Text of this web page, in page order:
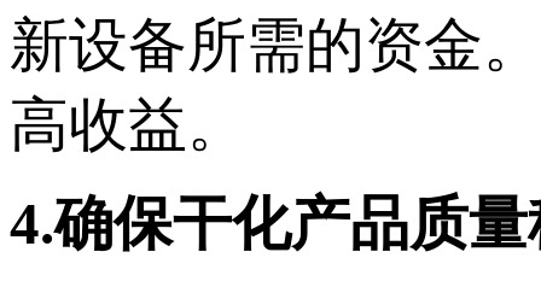
新设备所需的资金
高收益。
4.确保干化产品质